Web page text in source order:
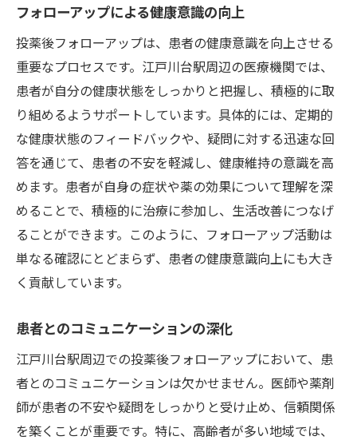
フォローアップによる健康意識の向上
投薬後フォローアップは、患者の健康意識を向上させる
重要なプロセスです。江戸川台駅周辺の医療機関では、
患者が自分の健康状態をしっかりと把握し、積極的に取
り組めるようサポートしています。具体的には、定期的
な健康状態のフィードバックや、疑問に対する迅速な回
答を通じて、患者の不安を軽減し、健康維持の意識を高
めます。患者が自身の症状や薬の効果について理解を深
めることで、積極的に治療に参加し、生活改善につなげ
ることができます。このように、フォローアップ活動は
単なる確認にとどまらず、患者の健康意識向上にも大き
く貢献しています。
患者とのコミュニケーションの深化
江戸川台駅周辺での投薬後フォローアップにおいて、患
者とのコミュニケーションは欠かせません。医師や薬剤
師が患者の不安や疑問をしっかりと受け止め、信頼関係
を築くことが重要です。特に、高齢者が多い地域では、